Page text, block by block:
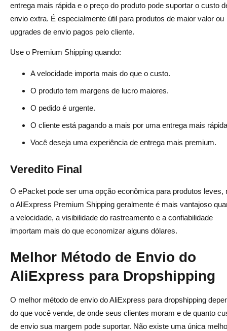
entrega mais rápida e o preço do produto pode suportar o custo
envio extra. É especialmente útil para produtos de maior valor ou
upgrades de envio pagos pelo cliente.
Use o Premium Shipping quando:
A velocidade importa mais do que o custo.
O produto tem margens de lucro maiores.
O pedido é urgente.
O cliente está pagando a mais por uma entrega mais
Você deseja uma experiência de entrega mais premium.
Veredito Final
O ePacket pode ser uma opção econômica para produtos leves,
o AliExpress Premium Shipping geralmente é mais vantajoso
a velocidade, a visibilidade do rastreamento e a confiabilidade
importam mais do que economizar alguns dólares.
Melhor Método de Envio do
AliExpress para Dropshipping
O melhor método de envio do AliExpress para dropshipping
do que você vende, de onde seus clientes moram e de quanto
de envio sua margem pode suportar. Não existe uma única